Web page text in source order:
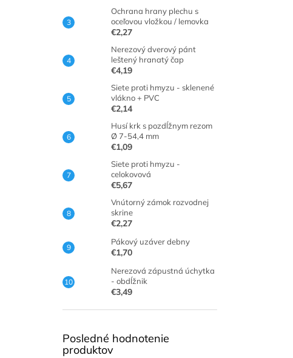
Ochrana hrany plechu s
oceľovou vložkou / lemovka
€2,27
Nerezový dverový pánt
leštený hranatý čap
€4,19
Siete proti hmyzu - sklenené
vlákno + PVC
€2,14
Husí krk s pozdĺžnym rezom
Ø 7-54,4 mm
€1,09
Siete proti hmyzu -
celokovová
€5,67
Vnútorný zámok rozvodnej
skrine
€2,27
Pákový uzáver debny
€1,70
Nerezová zápustná úchytka
- obdĺžnik
€3,49
Posledné hodnotenie
produktov